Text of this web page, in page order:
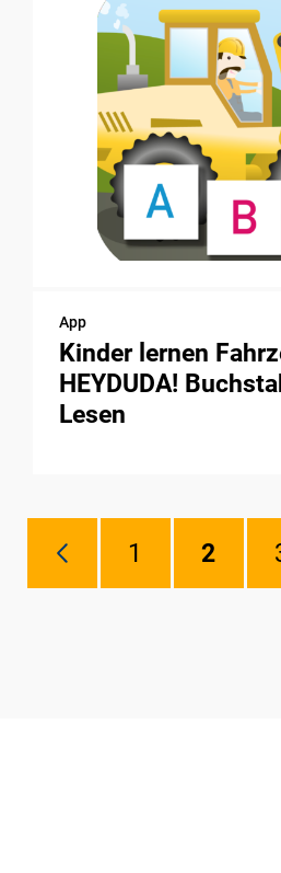
App
Kinder lernen
HEYDUDA!
Lesen
1 2